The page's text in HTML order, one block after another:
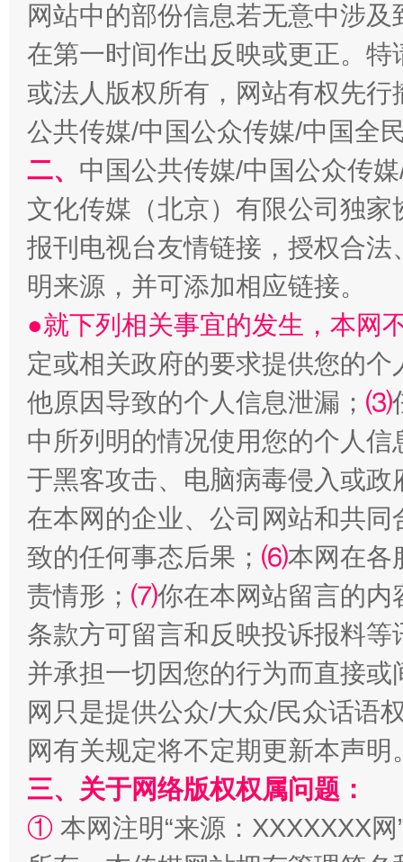
全民健身五年计划来了！等你上场
阿坝州三大球赛在茂县开幕 规模
扯下公款旅游的“隐身衣” 如何以
网站中的部份信息若无意中涉
在第一时间作出反映或更正。
或法人版权所有，网站有权先
公共传媒/中国公众传媒/中国全
二、 中国公共传媒/中国公众传
文化传媒（北京）有限公司独
报刊电视台友情链接，授权合
明来源，并可添加相应链接。
●就下列相关事宜的发生，本网
定或相关政府的要求提供您的个
他原因导致的个人信息泄漏； ⑶
中所列明的情况使用您的个人
于黑客攻击、电脑病毒侵入或
在本网的企业、公司网站和共
致的任何事态后果； ⑹本网在各
责情形； ⑺你在本网站留言的内
条款方可留言和反映投诉报料
并承担一切因您的行为而直接
网只是提供公众/大众/民众话语
网有关规定将不定期更新本声明
三、关于网络版权权属问题：
① 本网注明“来源：XXXXXXX